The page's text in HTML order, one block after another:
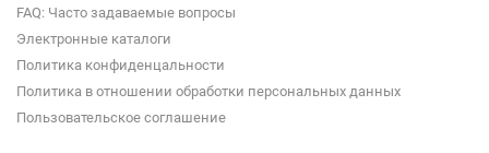
FAQ: Часто задаваемые вопросы
Электронные каталоги
Политика конфиденцальности
Политика в отношении обработки персональных данных
Пользовательское соглашение